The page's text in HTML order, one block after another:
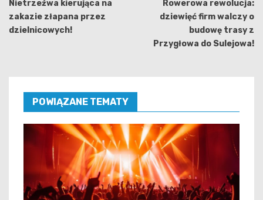
Nietrzeźwa kierująca na
zakazie złapana przez
dzielnicowych!
Rowerowa rewolucja:
dziewięć firm walczy o
budowę trasy z
Przygłowa do Sulejowa!
POWIĄZANE TEMATY